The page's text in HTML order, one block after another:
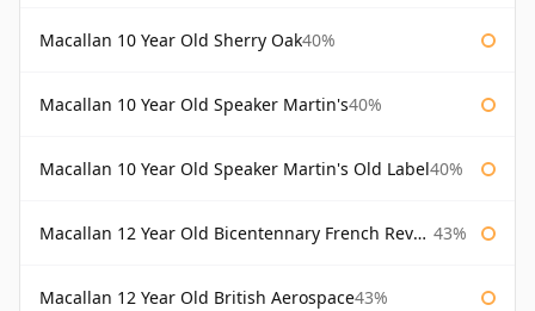
Macallan 10 Year Old Sherry Oak40%
Macallan 10 Year Old Speaker Martin's40%
Macallan 10 Year Old Speaker Martin's Old Label40%
Macallan 12 Year Old Bicentennary French Revolution 43%
Macallan 12 Year Old British Aerospace43%